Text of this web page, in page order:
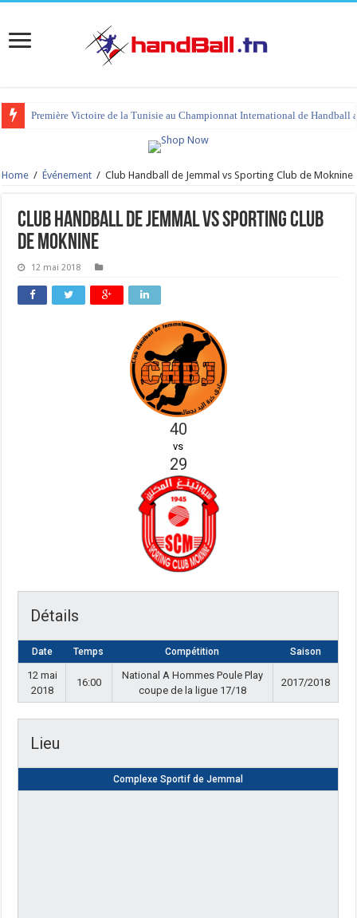
Première Victoire de la Tunisie au Championnat International de Handball
Home / Événement / Club Handball de Jemmal vs Sporting Club de Moknine
Club Handball de Jemmal vs Sporting Club
de Moknine
12 mai 2018
40
vs
29
Détails
Date Temps Compétition Saison
12 mai
2018
16:00
National A Hommes Poule Play
coupe de la ligue 17/18
2017/2018
Lieu
Complexe Sportif de Jemmal